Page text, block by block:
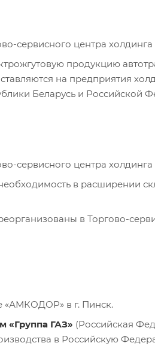
сервисного центра
продукцию
на предприятия
Беларусь и Российской
сервисного центра
в расширении
в Торгово-
«АМКОДОР» в г. Пинск.
«Группа ГАЗ» (Российская
в Российскую